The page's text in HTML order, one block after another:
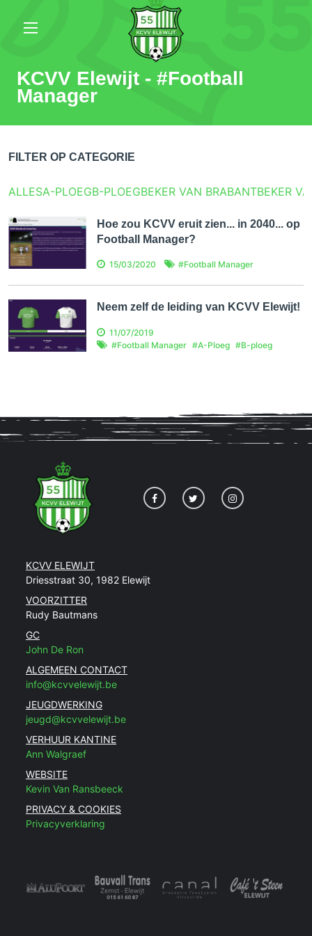
KCVV Elewijt - #Football
Manager
FILTER OP CATEGORIE
ALLESA-PLOEGB-PLOEGBEKER VAN BRABANTBEKER
Hoe zou KCVV eruit zien... in 2040... op
Football Manager?
15/03/2020 #Football Manager
Neem zelf de leiding van KCVV Elewijt!
11/07/2019
#Football Manager #A-Ploeg #B-ploeg
KCVV ELEWIJT
Driesstraat 30, 1982 Elewijt
VOORZITTER
Rudy Bautmans
GC
John De Ron
ALGEMEEN CONTACT
info@kcvvelewijt.be
JEUGDWERKING
jeugd@kcvvelewijt.be
VERHUUR KANTINE
Ann Walgraef
WEBSITE
Kevin Van Ransbeeck
PRIVACY & COOKIES
Privacyverklaring